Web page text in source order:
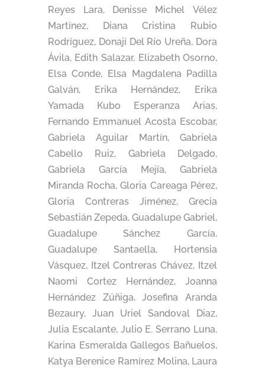
Reyes Lara, Denisse Michel Vélez
Martínez, Diana Cristina Rubio
Rodríguez, Donají Del Río Ureña, Dora
Ávila, Edith Salazar, Elizabeth Osorno,
Elsa Conde, Elsa Magdalena Padilla
Galván, Erika Hernández, Erika
Yamada Kubo Esperanza Arias,
Fernando Emmanuel Acosta Escobar,
Gabriela Aguilar Martín, Gabriela
Cabello Ruiz, Gabriela Delgado,
Gabriela García Mejía, Gabriela
Miranda Rocha, Gloria Careaga Pérez,
Gloria Contreras Jiménez, Grecia
Sebastián Zepeda, Guadalupe Gabriel,
Guadalupe Sánchez García,
Guadalupe Santaella, Hortensia
Vásquez, Itzel Contreras Chávez, Itzel
Naomi Cortez Hernández, Joanna
Hernández Zúñiga, Josefina Aranda
Bezaury, Juan Uriel Sandoval Diaz,
Julia Escalante, Julio E. Serrano Luna,
Karina Esmeralda Gallegos Bañuelos,
Katya Berenice Ramírez Molina, Laura